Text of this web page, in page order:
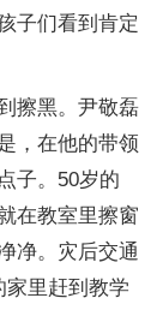
子们看到肯定
擦黑。尹敬磊
，在他的带领
子。50岁的
在教室里擦窗
净。灾后交通
家里赶到教学